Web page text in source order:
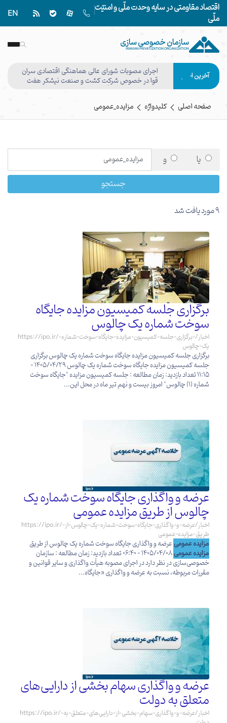
اقتصاد مقاومتی در سایه وحدت ملّی و امنیّت
ملّی
EN
سازمان خصوصی سازی
IRANIAN PRIVATIZATION ORGANIZATION
آخرین اخبار
اجرای مصوبات شورای عالی هماهنگی اقتصادی سران
قوا در خصوص شرکت کشت و صنعت نیشکر هفت
صفحه اصلی کلیدواژه مزایده_عمومی
یا
و
جستجو
9 مورد یافت شد
برگزاری جلسه کمیسیون مزایده جایگاه
سوخت شماره یک چالوس
https://ipo.ir/اخبار/-برگزاری-جلسه-کمیسیون-مزایده-جایگاه-سوخت-شماره-
یک-چالوس
برگزاری جلسه کمیسیون مزایده جایگاه سوخت شماره یک چالوس برگزاری
جلسه کمیسیون مزایده جایگاه سوخت شماره یک چالوس 1405/04/29 -
11:15 تعداد بازدید: زمان مطالعه : جلسه کمیسیون مزایده "جایگاه‌ سوخت
شماره (1) چالوس" امروز بیست و نهم تیر ماه در محل این...
عرضه و واگذاری جایگاه سوخت شماره یک
چالوس از طریق مزایده عمومی
https://ipo.ir/اخبار/عرضه-و-واگذاری-جایگاه-سوخت-شماره-یک-چالوس-از-
طریق-مزایده-عمومی
مزایده عمومی عرضه و واگذاری جایگاه سوخت شماره یک چالوس از طریق
مزایده عمومی
1405/04/08 - 06:40 تعداد بازدید: زمان مطالعه : سازمان
خصوصی‌سازی در نظر دارد در اجرای مصوبه هیأت واگذاری و سایر قوانین و
مقررات مربوطه، نسبت به عرضه و واگذاری «جایگاه...
عرضه و واگذاری سهام بخشی از دارایی‌های
متعلق به دولت
https://ipo.ir/اخبار/عرضه-و-واگذاری-سهام-بخشی-از-دارایی‌های-متعلق-به-